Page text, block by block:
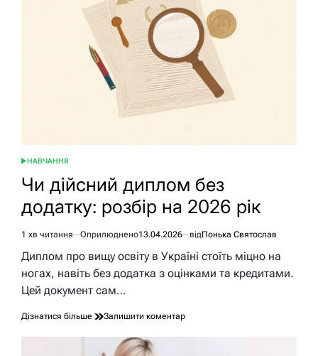
повний
чек-
лист
і
нюанси
ОПУБЛІКУВАТИ
НАВЧАННЯ
Чи дійсний диплом без
додатку: розбір на 2026 рік
Орієнтовний
час
читання
1 хв читання Оприлюднено13.04.2026 відПонька Святослав
Диплом про вищу освіту в Україні стоїть міцно на
ногах, навіть без додатка з оцінками та кредитами.
Цей документ сам…
Дізнатися більше Залишити коментардо